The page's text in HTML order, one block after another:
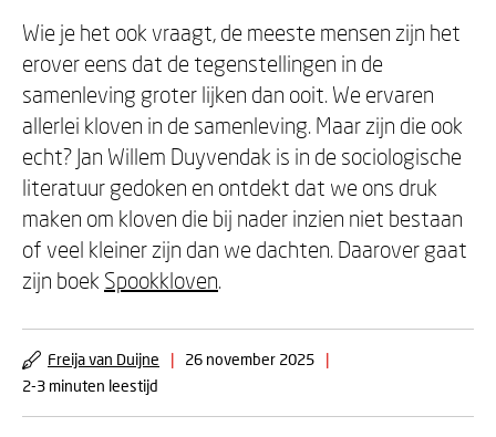
Wie je het ook vraagt, de meeste mensen zijn het
erover eens dat de tegenstellingen in de
samenleving groter lijken dan ooit. We ervaren
allerlei kloven in de samenleving. Maar zijn die ook
echt? Jan Willem Duyvendak is in de sociologische
literatuur gedoken en ontdekt dat we ons druk
maken om kloven die bij nader inzien niet bestaan
of veel kleiner zijn dan we dachten. Daarover gaat
zijn boek Spookkloven.
Freija van Duijne | 26 november 2025
|
2-3 minuten leestijd